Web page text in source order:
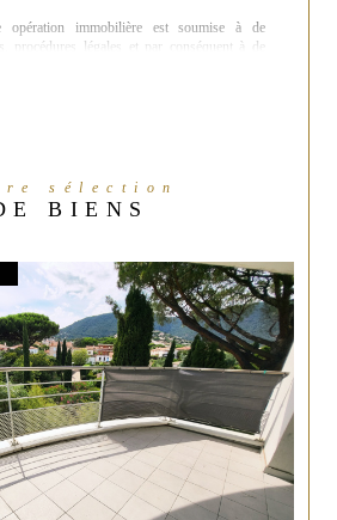
immobilière est soumise à de
procédures légales et par conséquent à de
de vos démarches.
découvrir tous les services proposés par
sélection
BIENS